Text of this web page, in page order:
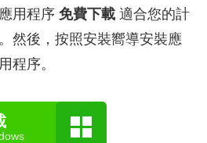
用程序 免費下載 適合您的計
然後，按照安裝嚮導安裝應
程序。